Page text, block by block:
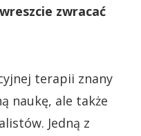
zwracać
terapii znany
naukę, ale także
Jedną z